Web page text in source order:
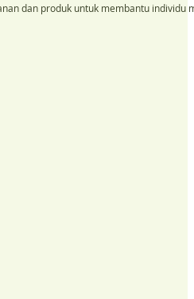
dan produk untuk membantu